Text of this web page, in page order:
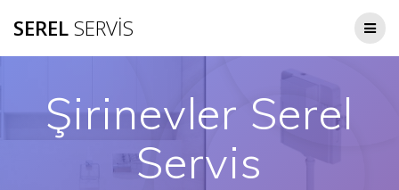
SERELSERVİS
Şirinevler Serel
Servis